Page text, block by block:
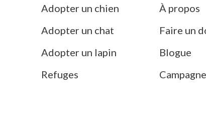
Adopter un chien
Adopter un chat
Adopter un lapin
Refuges
À propos
Faire un
Blogue